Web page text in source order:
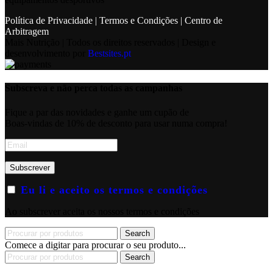
Política de Privacidade | Termos e Condições | Centro de
Arbitragem
Bestsites.pt
Eu li e aceito os termos e condições
Search
Comece a digitar para procurar o seu produto...
Search